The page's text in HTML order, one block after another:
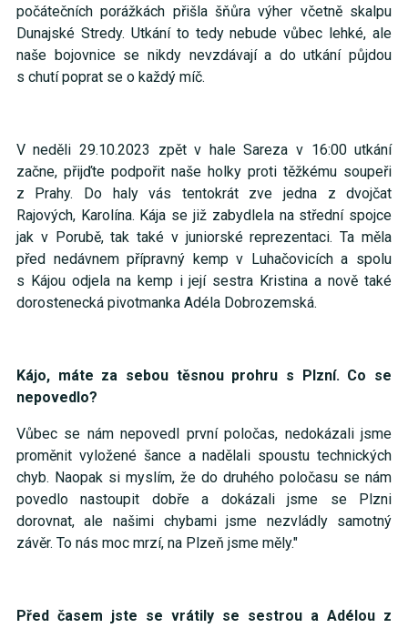
počátečních porážkách přišla šňůra výher včetně skalpu
Dunajské Stredy. Utkání to tedy nebude vůbec lehké, ale
naše bojovnice se nikdy nevzdávají a do utkání půjdou
s chutí poprat se o každý míč.
V neděli 29.10.2023 zpět v hale Sareza v 16:00 utkání
začne, přijďte podpořit naše holky proti těžkému soupeři
z Prahy. Do haly vás tentokrát zve jedna z dvojčat
Rajových, Karolína. Kája se již zabydlela na střední spojce
jak v Porubě, tak také v juniorské reprezentaci. Ta měla
před nedávnem přípravný kemp v Luhačovicích a spolu
s Kájou odjela na kemp i její sestra Kristina a nově také
dorostenecká pivotmanka Adéla Dobrozemská.
Kájo, máte za sebou těsnou prohru s Plzní. Co se
nepovedlo?
Vůbec se nám nepovedl první poločas, nedokázali jsme
proměnit vyložené šance a nadělali spoustu technických
chyb. Naopak si myslím, že do druhého poločasu se nám
povedlo nastoupit dobře a dokázali jsme se Plzni
dorovnat, ale našimi chybami jsme nezvládly samotný
závěr. To nás moc mrzí, na Plzeň jsme měly."
Před časem jste se vrátily se sestrou a Adélou z